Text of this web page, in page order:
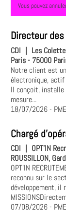
Vous pouvez
Directeur
CDI | Les
Paris - 75000
Notre client est
électronique, actif
Il conçoit, installe
mesure...
18/07/2026-
Chargé
CDI OPT'IN
ROUSSILLON,
OPT'IN
reconnu sur le
développement, il
07/08/2026-